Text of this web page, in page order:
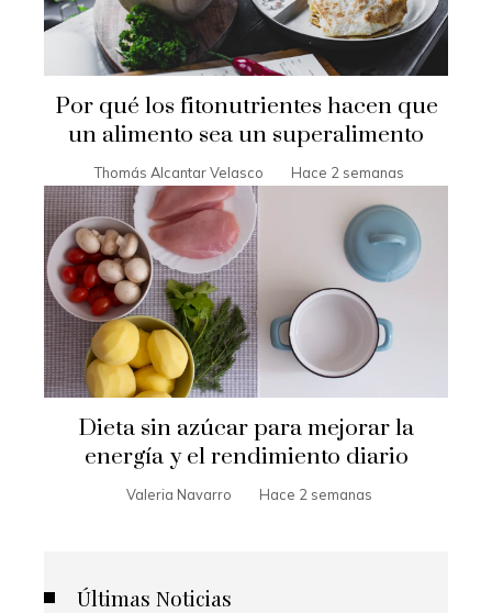
Por qué los fitonutrientes hacen que
un alimento sea un superalimento
Thomás Alcantar Velasco Hace 2 semanas
Dieta sin azúcar para mejorar la
energía y el rendimiento diario
Valeria Navarro Hace 2 semanas
Últimas Noticias